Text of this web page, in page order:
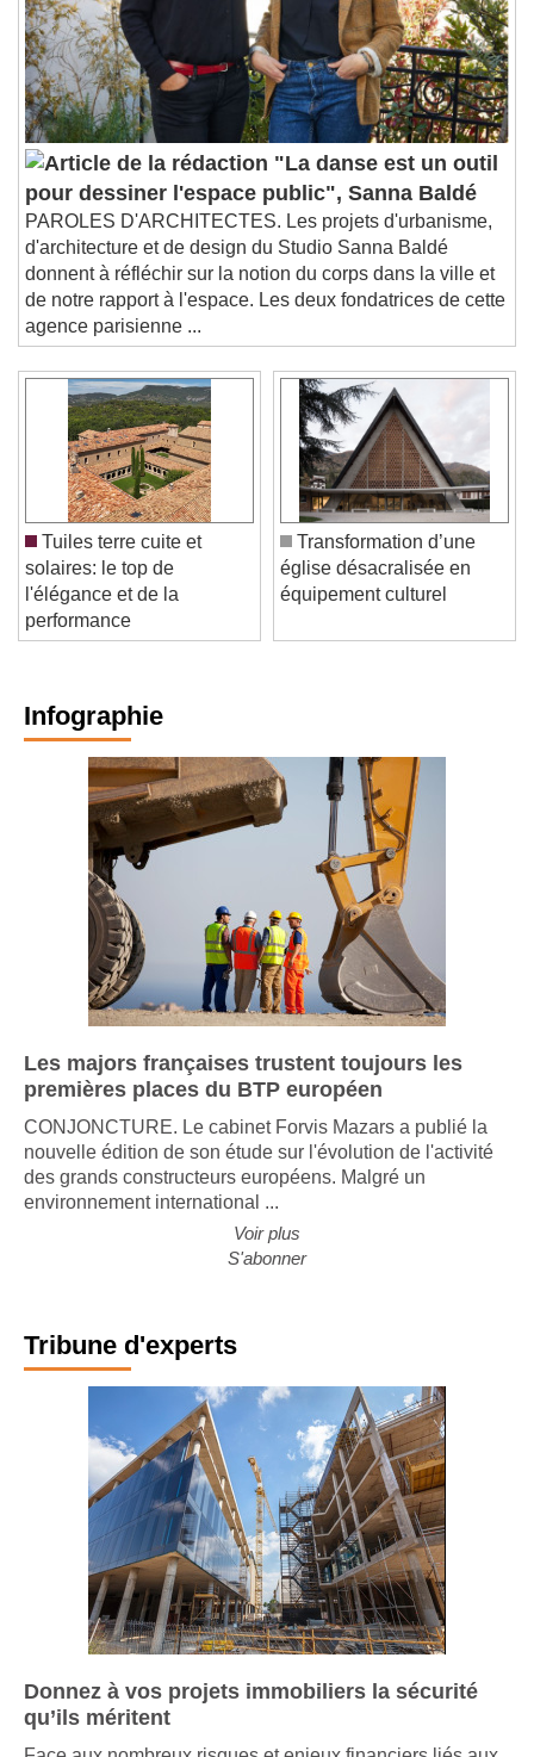
"La danse est un outil
pour dessiner l'espace public", Sanna Baldé
PAROLES D'ARCHITECTES. Les projets d'urbanisme,
d'architecture et de design du Studio Sanna Baldé
donnent à réfléchir sur la notion du corps dans la ville et
de notre rapport à l'espace. Les deux fondatrices de cette
agence parisienne ...
Tuiles terre cuite et
solaires: le top de
l'élégance et de la
performance
Transformation d’une
église désacralisée en
Infographie
Les majors françaises trustent toujours les
premières places du BTP européen
CONJONCTURE. Le cabinet Forvis Mazars a publié la
nouvelle édition de son étude sur l'évolution de l'activité
des grands constructeurs européens. Malgré un
Voir plus
Tribune d'experts
Donnez à vos projets immobiliers la sécurité
qu’ils méritent